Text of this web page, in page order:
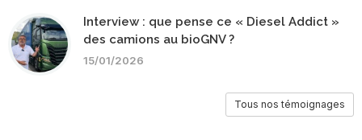
Interview : que pense ce « Diesel Addict »
des camions au bioGNV ?
15/01/2026
Tous nos témoignages